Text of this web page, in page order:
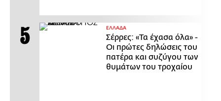
ΕΛΛΑΔΑ
Σέρρες: «Τα έχασα όλα» -
Οι πρώτες δηλώσεις του
πατέρα και συζύγου των
θυμάτων του τροχαίου